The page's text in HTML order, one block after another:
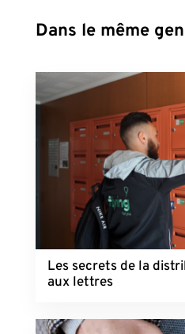
Dans le même
Les secrets de la
aux lettres